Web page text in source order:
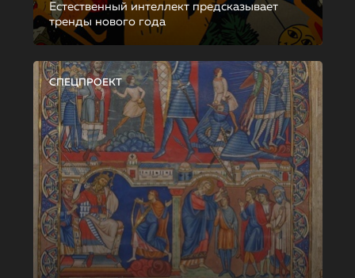
Естественный интеллект предсказывает
тренды нового года
СПЕЦПРОЕКТ